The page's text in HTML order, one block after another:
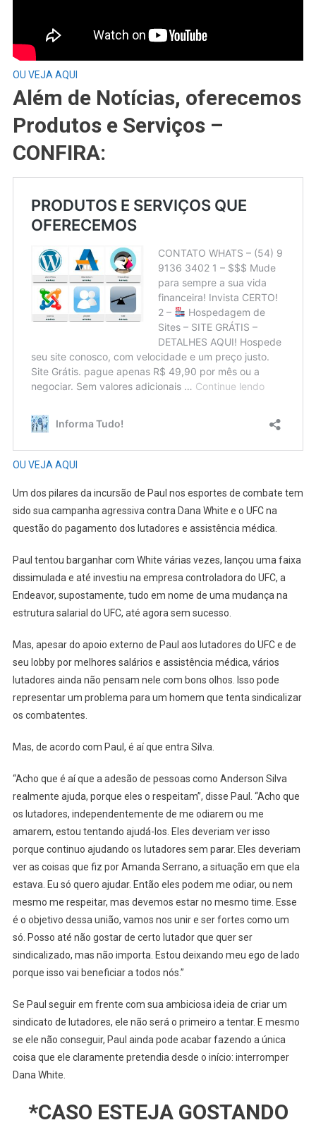
OU VEJA AQUI
Além de Notícias, oferecemos
Produtos e Serviços –
CONFIRA:
OU VEJA AQUI
Um dos pilares da incursão de Paul nos esportes de combate tem
sido sua campanha agressiva contra Dana White e o UFC na
questão do pagamento dos lutadores e assistência médica.
Paul tentou barganhar com White várias vezes, lançou uma faixa
dissimulada e até investiu na empresa controladora do UFC, a
Endeavor, supostamente, tudo em nome de uma mudança na
estrutura salarial do UFC, até agora sem sucesso.
Mas, apesar do apoio externo de Paul aos lutadores do UFC e de
seu lobby por melhores salários e assistência médica, vários
lutadores ainda não pensam nele com bons olhos. Isso pode
representar um problema para um homem que tenta sindicalizar
os combatentes.
Mas, de acordo com Paul, é aí que entra Silva.
“Acho que é aí que a adesão de pessoas como Anderson Silva
realmente ajuda, porque eles o respeitam”, disse Paul. “Acho que
os lutadores, independentemente de me odiarem ou me
amarem, estou tentando ajudá-los. Eles deveriam ver isso
porque continuo ajudando os lutadores sem parar. Eles deveriam
ver as coisas que fiz por Amanda Serrano, a situação em que ela
estava. Eu só quero ajudar. Então eles podem me odiar, ou nem
mesmo me respeitar, mas devemos estar no mesmo time. Esse
é o objetivo dessa união, vamos nos unir e ser fortes como um
só. Posso até não gostar de certo lutador que quer ser
sindicalizado, mas não importa. Estou deixando meu ego de lado
porque isso vai beneficiar a todos nós.”
Se Paul seguir em frente com sua ambiciosa ideia de criar um
sindicato de lutadores, ele não será o primeiro a tentar. E mesmo
se ele não conseguir, Paul ainda pode acabar fazendo a única
coisa que ele claramente pretendia desde o início: interromper
Dana White.
*CASO ESTEJA GOSTANDO